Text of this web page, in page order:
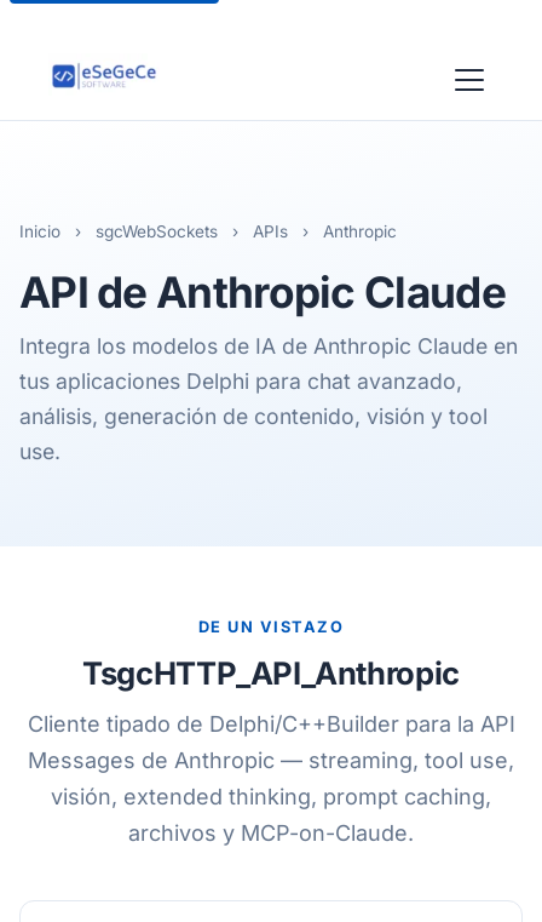
Inicio › sgcWebSockets › APIs › Anthropic
API de Anthropic Claude
Integra los modelos de IA de Anthropic Claude en
tus aplicaciones Delphi para chat avanzado,
análisis, generación de contenido, visión y tool
use.
DE UN VISTAZO
TsgcHTTP_API_Anthropic
Cliente tipado de Delphi/C++Builder para la API
Messages de Anthropic — streaming, tool use,
visión, extended thinking, prompt caching,
archivos y MCP-on-Claude.